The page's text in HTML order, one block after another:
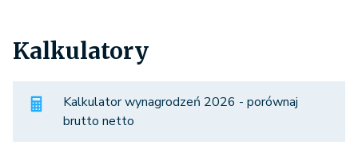
Kalkulatory
Kalkulator wynagrodzeń 2026 - porównaj
brutto netto